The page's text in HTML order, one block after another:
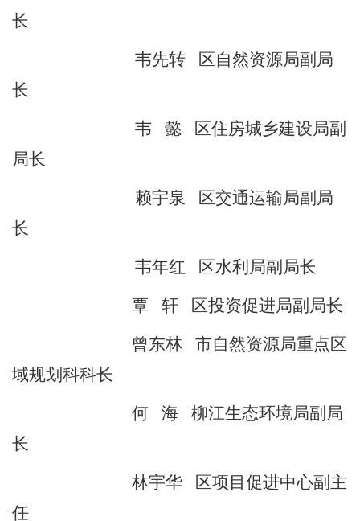
长
韦先转
区自然资源局副局
长
韦
懿
区住房城乡建设局副
局长
赖宇泉
区交通运输局副局
长
韦年红
区水利局副局长
覃
轩
区投资促进局副局长
曾东林
市自然资源局重点区
域规划科科长
何
海
柳江生态环境局副局
长
林宇华
区项目促进中心副主
任